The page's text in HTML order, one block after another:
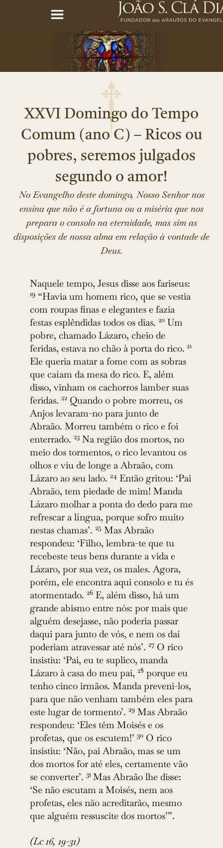
XXVI Domingo do Tempo
Comum (ano C) – Ricos ou
pobres, seremos julgados
segundo o amor!
No Evangelho deste domingo, Nosso Senhor nos
ensina que não é a fortuna ou a miséria que nos
prepara o consolo na eternidade, mas sim as
disposições de nossa alma em relação à vontade de
Deus.
Naquele tempo, Jesus disse aos fariseus:
19 “Havia um homem rico, que se vestia
com roupas finas e elegantes e fazia
festas esplêndidas todos os dias. 20 Um
pobre, chamado Lázaro, cheio de
feridas, estava no chão à porta do rico. 21
Ele queria matar a fome com as sobras
que caíam da mesa do rico. E, além
disso, vinham os cachorros lamber suas
feridas. 22 Quando o pobre morreu, os
Anjos levaram-no para junto de
Abraão. Morreu também o rico e foi
enterrado. 23 Na região dos mortos, no
meio dos tormentos, o rico levantou os
olhos e viu de longe a Abraão, com
Lázaro ao seu lado. 24 Então gritou: ‘Pai
Abraão, tem piedade de mim! Manda
Lázaro molhar a ponta do dedo para me
refrescar a língua, porque sofro muito
nestas chamas’. 25 Mas Abraão
respondeu: ‘Filho, lembra-te que tu
recebeste teus bens durante a vida e
Lázaro, por sua vez, os males. Agora,
porém, ele encontra aqui consolo e tu és
atormentado. 26 E, além disso, há um
grande abismo entre nós: por mais que
alguém desejasse, não poderia passar
daqui para junto de vós, e nem os daí
poderiam atravessar até nós’. 27 O rico
insistiu: ‘Pai, eu te suplico, manda
Lázaro à casa do meu pai, 28 porque eu
tenho cinco irmãos. Manda preveni-los,
para que não venham também eles para
este lugar de tormento’. 29 Mas Abraão
respondeu: ‘Eles têm Moisés e os
profetas, que os escutem!’ 30 O rico
insistiu: ‘Não, pai Abraão, mas se um
dos mortos for até eles, certamente vão
se converter’. 31 Mas Abraão lhe disse:
‘Se não escutam a Moisés, nem aos
profetas, eles não acreditarão, mesmo
que alguém ressuscite dos mortos’”.
(Lc 16, 19-31)